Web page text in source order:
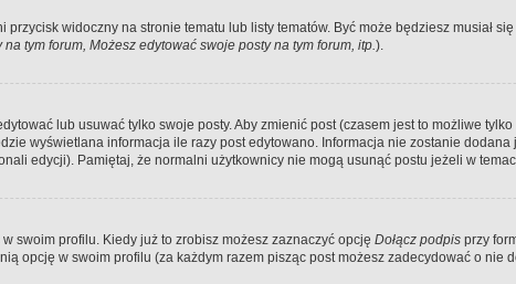
widoczny na stronie tematu lub listy tematów. Być może będziesz musiał
na tym forum, Możesz edytować swoje posty na tym forum, itp.).
lub usuwać tylko swoje posty. Aby zmienić post (czasem jest to możliwe
wyświetlana informacja ile razy post edytowano. Informacja nie zostanie
edycji). Pamiętaj, że normalni użytkownicy nie mogą usunąć postu jeżeli w
swoim profilu. Kiedy już to zrobisz możesz zaznaczyć opcję Dołącz podpis przy
opcję w swoim profilu (za każdym razem pisząc post możesz zadecydować o